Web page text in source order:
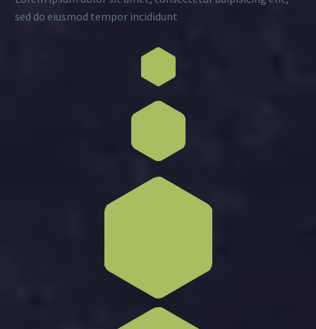
sed do eiusmod tempor incididunt